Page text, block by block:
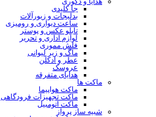
جا کلیدی
بدلیجات و زیورآلات
ساعت دیواری و رومیزی
تابلو عکس و پوستر
لوازم اداری و تحریر
فلش مموری
ماگ و زیر لیوانی
عطر و ادکلن
عروسک
هدایای متفرقه
ماکت ها
ماکت هواپیما
ماکت تجهیزات فرودگاهی
ماکت اتومبیل
شبیه ساز پرواز